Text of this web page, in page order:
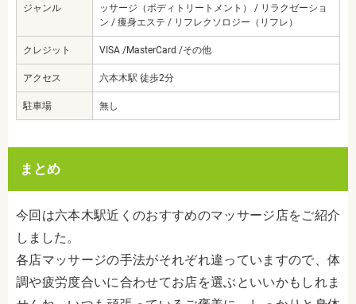
ジャンル
ッサージ（ボディトリートメント） / リラクゼーショ
ン / 痩身エステ / リフレクソロジー（リフレ）
クレジット VISA /MasterCard /その他
アクセス 六本木駅 徒歩2分
駐車場 無し
まとめ
今回は六本木駅近くのおすすめのマッサージ店をご紹介
しました。
各店マッサージの手法がそれぞれ違っていますので、体
調や疲労度合いに合わせてお店を選ぶといいかもしれま